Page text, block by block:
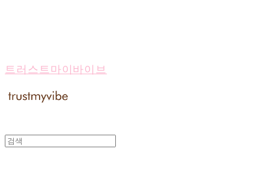
트러스트마이바이브